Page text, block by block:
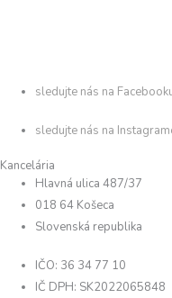
sledujte nás na
sledujte nás na
Kancelária
Hlavná ulica 487/37
018 64 Košeca
Slovenská republika
IČO: 36 34 77 10
IČ DPH: SK2022065848